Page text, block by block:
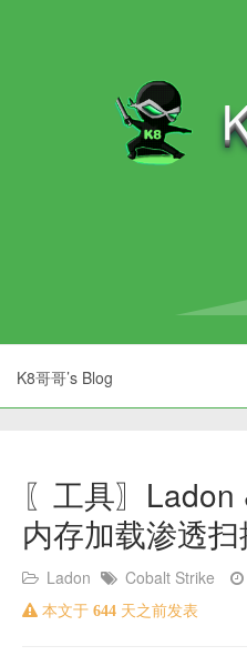
K8哥哥’s Blog
〖工具〗
内存加载渗透
Ladon Cobalt Strike
本文于 644 天之前发表